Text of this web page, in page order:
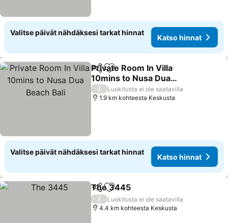
Valitse päivät nähdäksesi tarkat hinnat
Katso hinnat
Jaa Lisää suosikkeihin
Private Room In Villa
10mins to Nusa Dua
Beach Bali
/
Luokitusta ei ole saatavilla
1.9 km kohteesta Keskusta
Valitse päivät nähdäksesi tarkat hinnat
Katso hinnat
Jaa Lisää suosikkeihin
The 3445
/
Luokitusta ei ole saatavilla
4.4 km kohteesta Keskusta